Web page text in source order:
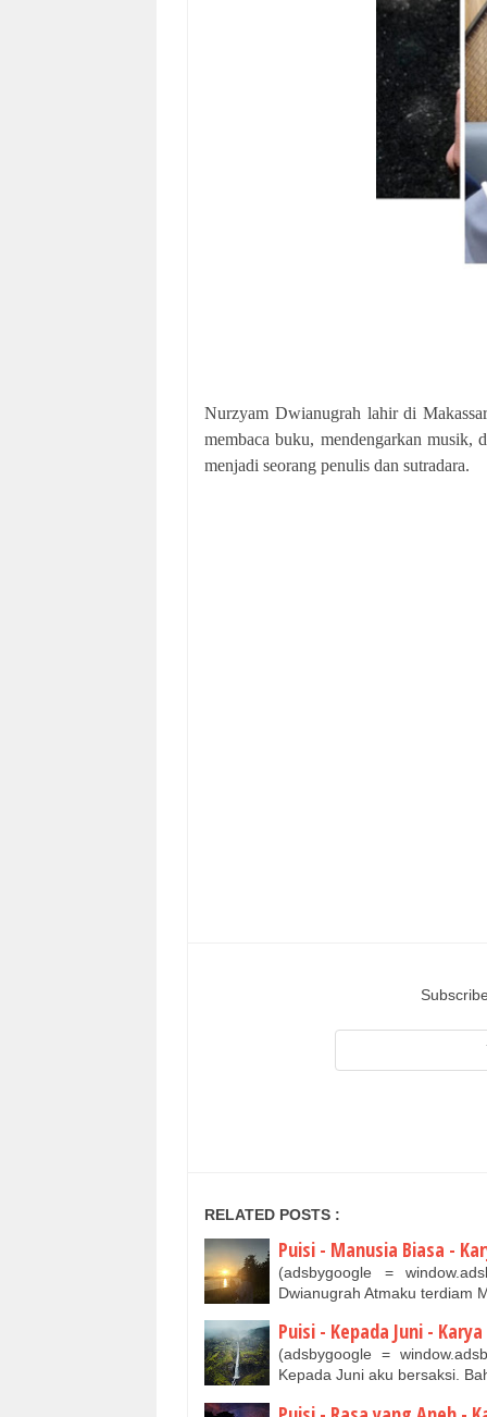
Nurzyam Dwianugrah lahir di
membaca buku, mendengarkan musik,
menjadi seorang penulis dan sutradara.
RELATED POSTS :
Puisi - Manusia Biasa -
(adsbygoogle =
Dwianugrah Atmaku terdiam
Puisi - Kepada Juni -
(adsbygoogle =
Kepada Juni aku bersaksi.